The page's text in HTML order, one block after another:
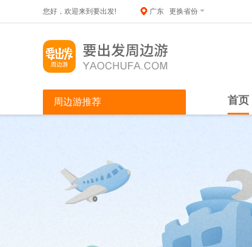
您好，欢迎来到要出发! 广东 更换省份
周边游推荐 首页